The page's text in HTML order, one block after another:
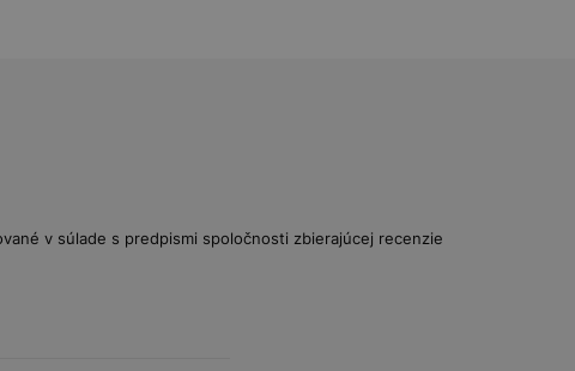
v súlade s predpismi spoločnosti zbierajúcej recenzie